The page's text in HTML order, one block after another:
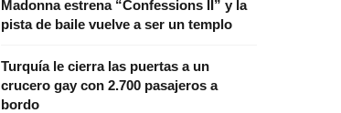
Madonna estrena “Confessions II” y la
pista de baile vuelve a ser un templo
Turquía le cierra las puertas a un
crucero gay con 2.700 pasajeros a
bordo